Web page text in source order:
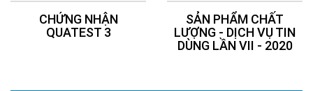
CHỨNG NHẬN
QUATEST 3
SẢN PHẨM CHẤT
LƯỢNG - DỊCH VỤ TIN
DÙNG LẦN VII - 2020